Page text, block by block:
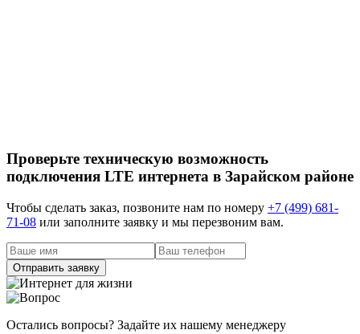
Проверьте техническую возможность
подключения LTE интернета в Зарайском районе
Чтобы сделать заказ, позвоните нам по номеру +7 (499) 681-
71-08 или заполните заявку и мы перезвоним вам.
Остались вопросы? Задайте их нашему менеджеру